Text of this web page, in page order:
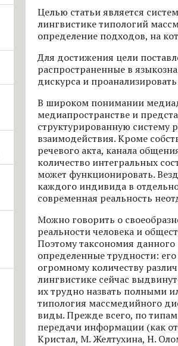
Целью статьи является
лингвистике типологий
определение подходов, на
Для достижения цели
распространенные в
дискурса и
В широком понимании
медиапространстве и
структурированную систему
взаимодействия. Кроме
речевого акта, канала
количество интегральных
может функционировать.
каждого индивида в
современная реальность
Можно говорить о
реальности человека и
Поэтому таксономия
определенные трудности:
огромному количеству
лингвистике сейчас
их трудно назвать полными
типология массмедийного
виды. Прежде всего, по
передачи информации (как
Кристал, М. Желтухина, Н.